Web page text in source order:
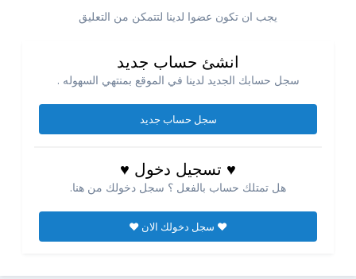
يجب ان تكون عضوا لدينا لتتمكن من التعليق
انشئ حساب جديد
سجل حسابك الجديد لدينا في الموقع بمنتهي السهوله .
سجل حساب جديد
♥ تسجيل دخول ♥
هل تمتلك حساب بالفعل ؟ سجل دخولك من هنا.
♥ سجل دخولك الان ♥